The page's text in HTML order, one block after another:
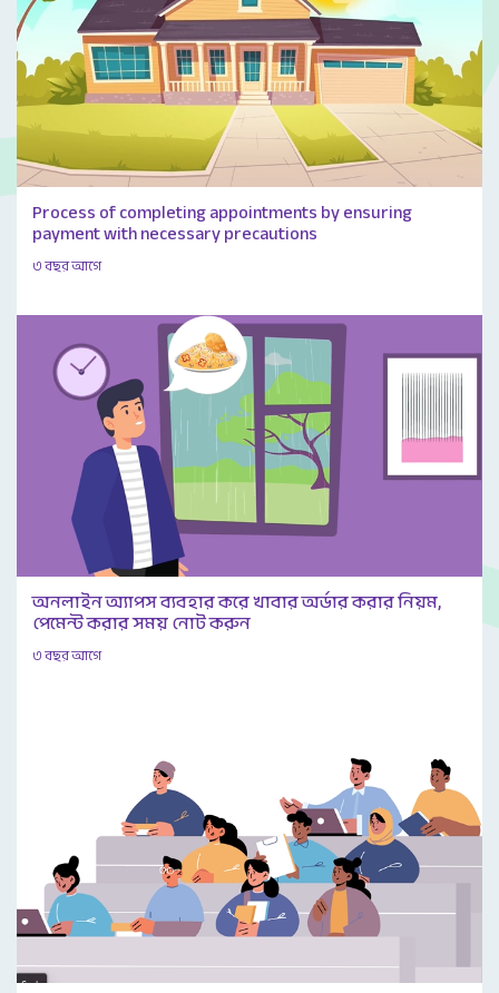
Process of completing appointments by ensuring
payment with necessary precautions
৩ বছর আগে
অনলাইন অ্যাপস ব্যবহার করে খাবার অর্ডার করার নিয়ম,
পেমেন্ট করার সময় নোট করুন
৩ বছর আগে